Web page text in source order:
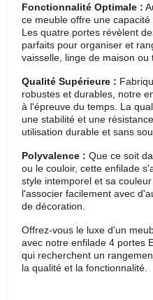
Fonctionnalité Optimale :
ce meuble offre une
Les quatre portes révèlent
parfaits pour organiser et
vaisselle, linge de maison ou
Qualité Supérieure :
robustes et durables, notre
à l'épreuve du temps. La
une stabilité et une
utilisation durable et sans
Polyvalence : Que ce soit
ou le couloir, cette enfilade
style intemporel et sa
l'associer facilement avec
de décoration.
Offrez-vous le luxe d'un
avec notre enfilade 4 portes
qui recherchent un
la qualité et la fonctionnalité.